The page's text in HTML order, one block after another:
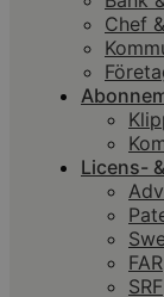
Chef
Licens-
FAR
SRF